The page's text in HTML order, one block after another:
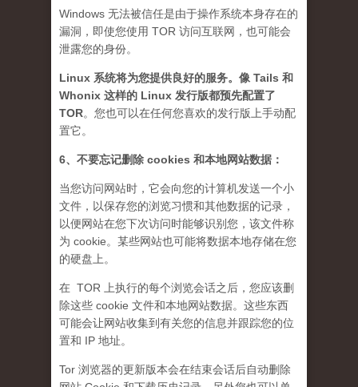
Windows 无法被信任是由于操作系统本身存在的
漏洞，即使您使用 TOR 访问互联网，也可能会
泄露您的身份。
Linux 系统将为您提供良好的服务。像 Tails 和
Whonix 这样的 Linux 发行版都预先配置了
TOR。您也可以在任何您喜欢的发行版上手动配
置它。
6、不要忘记删除 cookies 和本地网站数据：
当您访问网站时，它会向您的计算机发送一个小
文件，以保存您的浏览习惯和其他数据的记录，
以便网站在您下次访问时能够识别您，该文件称
为 cookie。某些网站也可能将数据本地存储在您
的硬盘上。
在 TOR 上执行的每个浏览会话之后，您应该删
除这些 cookie 文件和本地网站数据。这些东西
可能会让网站收集到有关您的信息并跟踪您的位
置和 IP 地址。
Tor 浏览器的更新版本会在结束会话后自动删除